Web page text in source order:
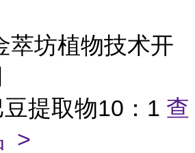
萃坊植物技术开
提取物10：1 查
>